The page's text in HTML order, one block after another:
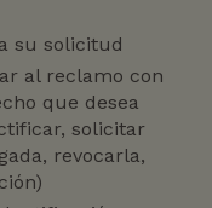
su solicitud
al reclamo con
que desea
solicitar
revocarla,